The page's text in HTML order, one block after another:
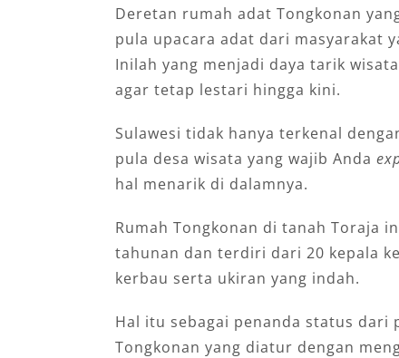
Deretan rumah adat Tongkonan
pula upacara adat dari masyarakat
Inilah yang menjadi daya tarik
agar tetap lestari hingga kini.
Sulawesi tidak hanya terkenal
pula desa wisata yang wajib Anda
hal menarik di dalamnya.
Rumah Tongkonan di tanah Toraja
tahunan dan terdiri dari 20 kepala
kerbau serta ukiran yang indah.
Hal itu sebagai penanda status
Tongkonan yang diatur dengan